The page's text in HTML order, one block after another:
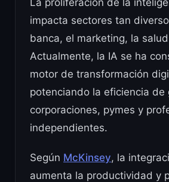
impacta sectores tan
banca, el marketing, la
Actualmente, la IA se ha
motor de transformación
potenciando la eficiencia de
corporaciones, pymes y
independientes.
Según McKinsey, la
aumenta la productividad y